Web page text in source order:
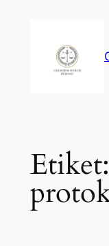
Etiket: